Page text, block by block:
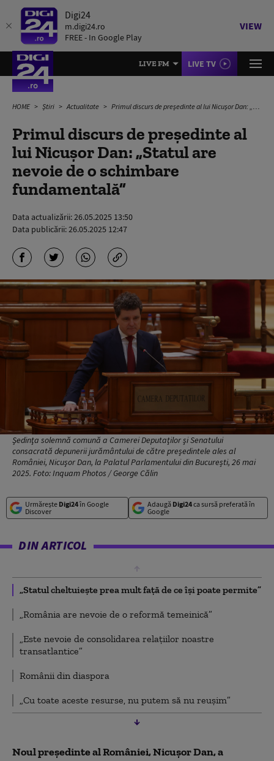
Digi24
m.digi24.ro
FREE - In Google Play
VIEW
LIVE FM LIVE TV
HOME Știri Actualitate Primul discurs de președinte al lui Nicușor Dan: „Statul are nevoie de o schimbare fundamentală”
Primul discurs de președinte al
lui Nicușor Dan: „Statul are
nevoie de o schimbare
fundamentală”
Data actualizării:26.05.2025 13:50
Data publicării:26.05.2025 12:47
Şedinţa solemnă comună a Camerei Deputaţilor şi Senatului
consacrată depunerii jurământului de către preşedintele ales al
României, Nicuşor Dan, la Palatul Parlamentului din București, 26 mai
2025. Foto: Inquam Photos / George Călin
Urmărește Digi24în Google
Discover
Adaugă Digi24ca sursă preferată în
Google
DIN ARTICOL
„Statul cheltuiește prea mult față de ce își poate permite”
„România are nevoie de o reformă temeinică”
„Este nevoie de consolidarea relațiilor noastre
transatlantice”
Românii din diaspora
„Cu toate aceste resurse, nu putem să nu reușim”
Noul preşedinte al României, Nicuşor Dan, a